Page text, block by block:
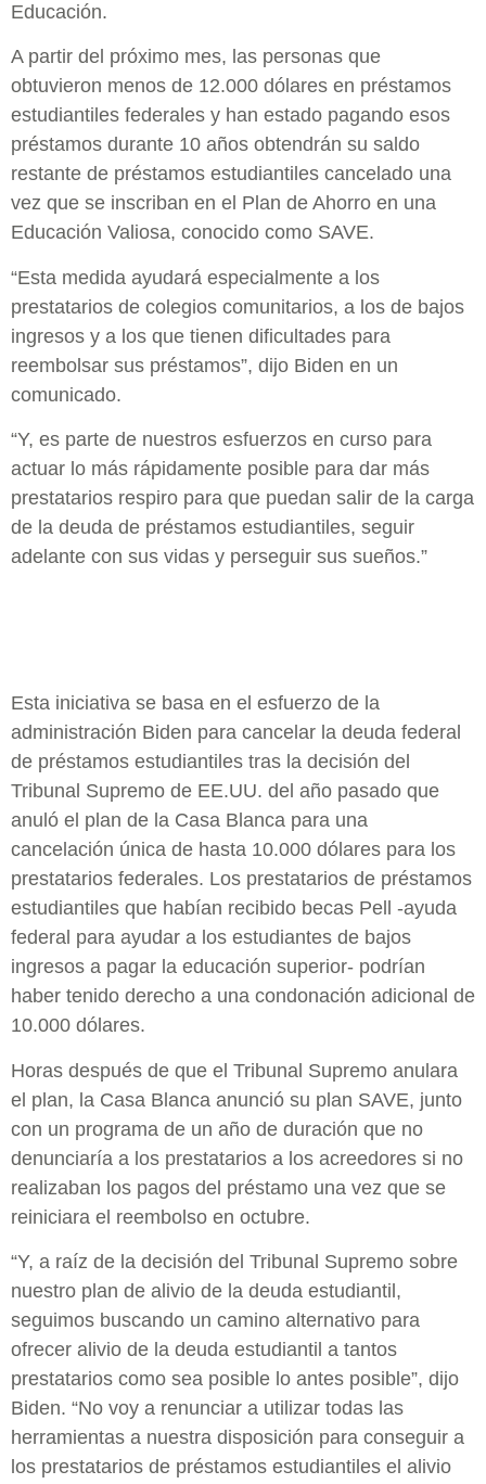
Educación.
A partir del próximo mes, las personas que
obtuvieron menos de 12.000 dólares en préstamos
estudiantiles federales y han estado pagando esos
préstamos durante 10 años obtendrán su saldo
restante de préstamos estudiantiles cancelado una
vez que se inscriban en el Plan de Ahorro en una
Educación Valiosa, conocido como SAVE.
“Esta medida ayudará especialmente a los
prestatarios de colegios comunitarios, a los de bajos
ingresos y a los que tienen dificultades para
reembolsar sus préstamos”, dijo Biden en un
comunicado.
“Y, es parte de nuestros esfuerzos en curso para
actuar lo más rápidamente posible para dar más
prestatarios respiro para que puedan salir de la carga
de la deuda de préstamos estudiantiles, seguir
adelante con sus vidas y perseguir sus sueños.”
Esta iniciativa se basa en el esfuerzo de la
administración Biden para cancelar la deuda federal
de préstamos estudiantiles tras la decisión del
Tribunal Supremo de EE.UU. del año pasado que
anuló el plan de la Casa Blanca para una
cancelación única de hasta 10.000 dólares para los
prestatarios federales. Los prestatarios de préstamos
estudiantiles que habían recibido becas Pell -ayuda
federal para ayudar a los estudiantes de bajos
ingresos a pagar la educación superior- podrían
haber tenido derecho a una condonación adicional de
10.000 dólares.
Horas después de que el Tribunal Supremo anulara
el plan, la Casa Blanca anunció su plan SAVE, junto
con un programa de un año de duración que no
denunciaría a los prestatarios a los acreedores si no
realizaban los pagos del préstamo una vez que se
reiniciara el reembolso en octubre.
“Y, a raíz de la decisión del Tribunal Supremo sobre
nuestro plan de alivio de la deuda estudiantil,
seguimos buscando un camino alternativo para
ofrecer alivio de la deuda estudiantil a tantos
prestatarios como sea posible lo antes posible”, dijo
Biden. “No voy a renunciar a utilizar todas las
herramientas a nuestra disposición para conseguir a
los prestatarios de préstamos estudiantiles el alivio